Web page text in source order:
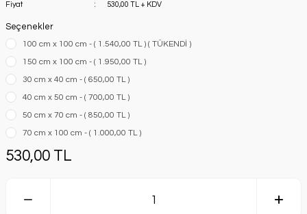
Fiyat
530,00 TL + KDV
Seçenekler
100 cm x 100 cm - ( 1.540,00 TL ) ( TÜKENDİ )
150 cm x 100 cm - ( 1.950,00 TL )
30 cm x 40 cm - ( 650,00 TL )
40 cm x 50 cm - ( 700,00 TL )
50 cm x 70 cm - ( 850,00 TL )
70 cm x 100 cm - ( 1.000,00 TL )
530,00 TL